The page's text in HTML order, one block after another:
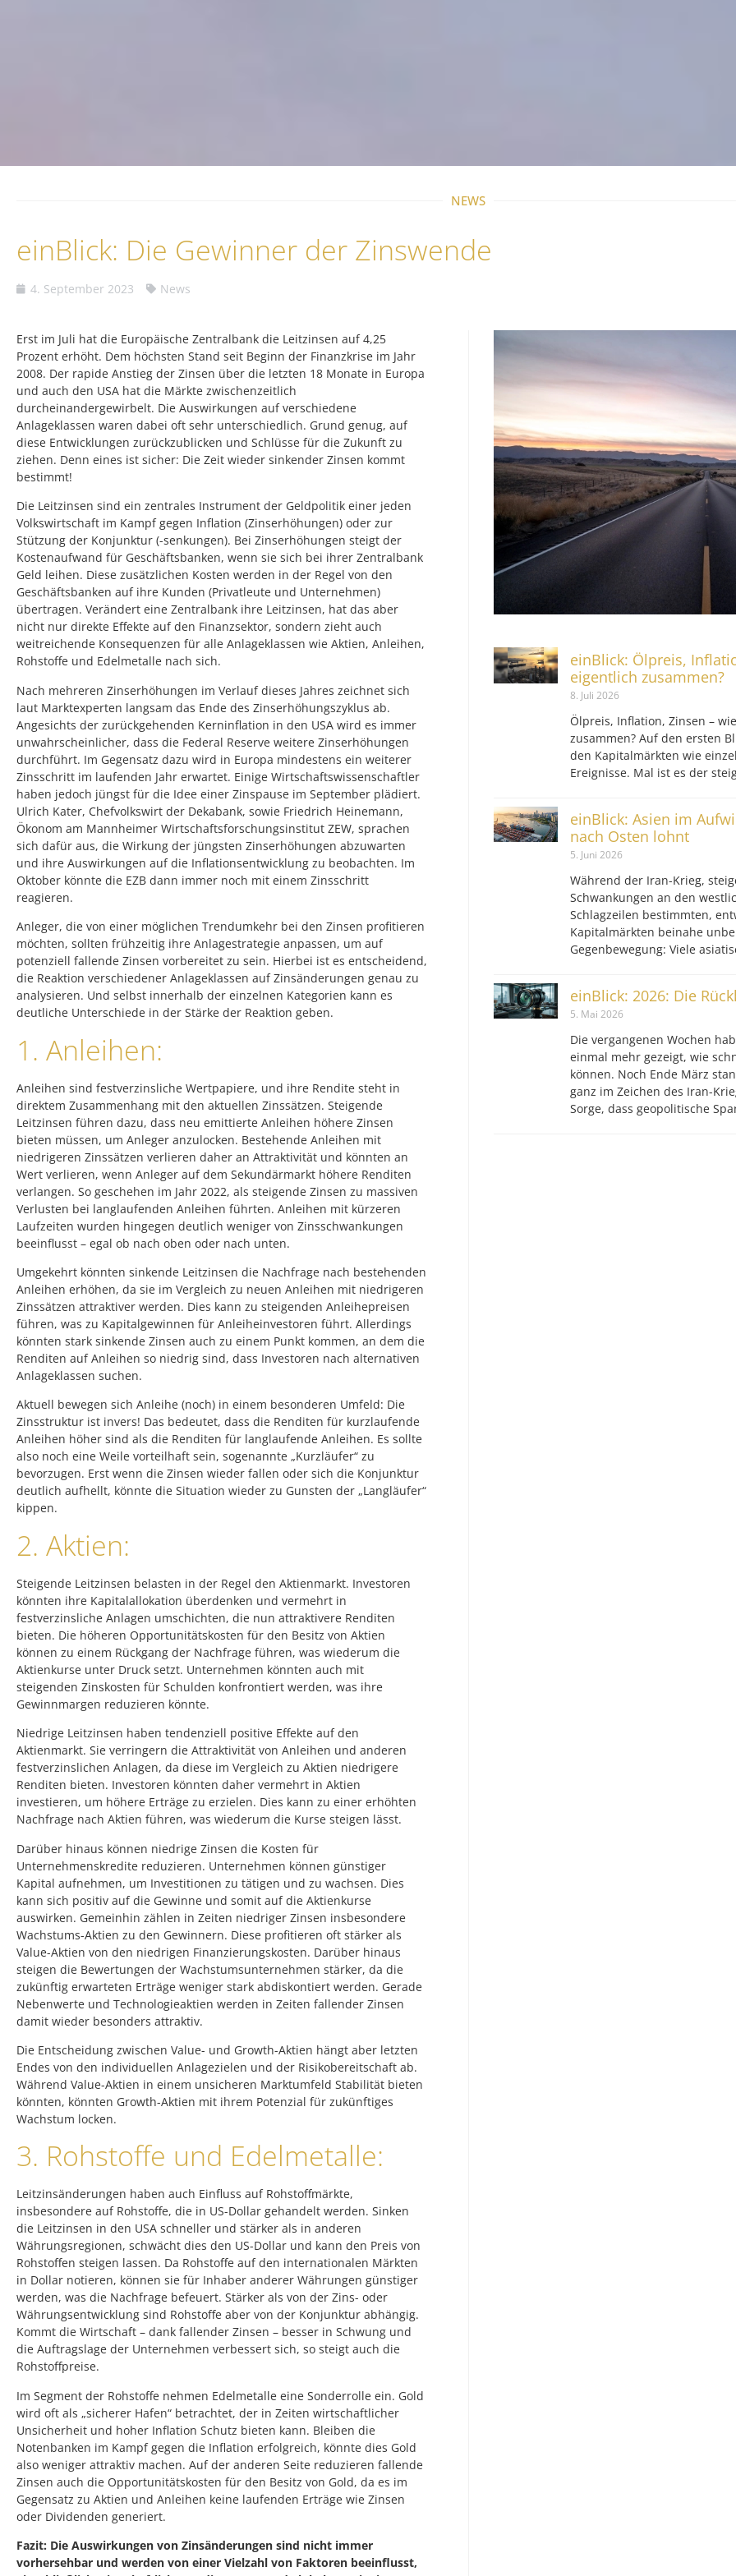
NEWS
einBlick: Die Gewinner der Zinswende
4. September 2023 News
Erst im Juli hat die Europäische Zentralbank die Leitzinsen auf 4,25
Prozent erhöht. Dem höchsten Stand seit Beginn der Finanzkrise im Jahr
2008. Der rapide Anstieg der Zinsen über die letzten 18 Monate in Europa
und auch den USA hat die Märkte zwischenzeitlich
durcheinandergewirbelt. Die Auswirkungen auf verschiedene
Anlageklassen waren dabei oft sehr unterschiedlich. Grund genug, auf
diese Entwicklungen zurückzublicken und Schlüsse für die Zukunft zu
ziehen. Denn eines ist sicher: Die Zeit wieder sinkender Zinsen kommt
bestimmt!
Die Leitzinsen sind ein zentrales Instrument der Geldpolitik einer jeden
Volkswirtschaft im Kampf gegen Inflation (Zinserhöhungen) oder zur
Stützung der Konjunktur (-senkungen). Bei Zinserhöhungen steigt der
Kostenaufwand für Geschäftsbanken, wenn sie sich bei ihrer Zentralbank
Geld leihen. Diese zusätzlichen Kosten werden in der Regel von den
Geschäftsbanken auf ihre Kunden (Privatleute und Unternehmen)
übertragen. Verändert eine Zentralbank ihre Leitzinsen, hat das aber
nicht nur direkte Effekte auf den Finanzsektor, sondern zieht auch
weitreichende Konsequenzen für alle Anlageklassen wie Aktien, Anleihen,
Rohstoffe und Edelmetalle nach sich.
Nach mehreren Zinserhöhungen im Verlauf dieses Jahres zeichnet sich
laut Marktexperten langsam das Ende des Zinserhöhungszyklus ab.
Angesichts der zurückgehenden Kerninflation in den USA wird es immer
unwahrscheinlicher, dass die Federal Reserve weitere Zinserhöhungen
durchführt. Im Gegensatz dazu wird in Europa mindestens ein weiterer
Zinsschritt im laufenden Jahr erwartet. Einige Wirtschaftswissenschaftler
haben jedoch jüngst für die Idee einer Zinspause im September plädiert.
Ulrich Kater, Chefvolkswirt der Dekabank, sowie Friedrich Heinemann,
Ökonom am Mannheimer Wirtschaftsforschungsinstitut ZEW, sprachen
sich dafür aus, die Wirkung der jüngsten Zinserhöhungen abzuwarten
und ihre Auswirkungen auf die Inflationsentwicklung zu beobachten. Im
Oktober könnte die EZB dann immer noch mit einem Zinsschritt
reagieren.
Anleger, die von einer möglichen Trendumkehr bei den Zinsen profitieren
möchten, sollten frühzeitig ihre Anlagestrategie anpassen, um auf
potenziell fallende Zinsen vorbereitet zu sein. Hierbei ist es entscheidend,
die Reaktion verschiedener Anlageklassen auf Zinsänderungen genau zu
analysieren. Und selbst innerhalb der einzelnen Kategorien kann es
deutliche Unterschiede in der Stärke der Reaktion geben.
1. Anleihen:
Anleihen sind festverzinsliche Wertpapiere, und ihre Rendite steht in
direktem Zusammenhang mit den aktuellen Zinssätzen. Steigende
Leitzinsen führen dazu, dass neu emittierte Anleihen höhere Zinsen
bieten müssen, um Anleger anzulocken. Bestehende Anleihen mit
niedrigeren Zinssätzen verlieren daher an Attraktivität und könnten an
Wert verlieren, wenn Anleger auf dem Sekundärmarkt höhere Renditen
verlangen. So geschehen im Jahr 2022, als steigende Zinsen zu massiven
Verlusten bei langlaufenden Anleihen führten. Anleihen mit kürzeren
Laufzeiten wurden hingegen deutlich weniger von Zinsschwankungen
beeinflusst – egal ob nach oben oder nach unten.
Umgekehrt könnten sinkende Leitzinsen die Nachfrage nach bestehenden
Anleihen erhöhen, da sie im Vergleich zu neuen Anleihen mit niedrigeren
Zinssätzen attraktiver werden. Dies kann zu steigenden Anleihepreisen
führen, was zu Kapitalgewinnen für Anleiheinvestoren führt. Allerdings
könnten stark sinkende Zinsen auch zu einem Punkt kommen, an dem die
Renditen auf Anleihen so niedrig sind, dass Investoren nach alternativen
Anlageklassen suchen.
Aktuell bewegen sich Anleihe (noch) in einem besonderen Umfeld: Die
Zinsstruktur ist invers! Das bedeutet, dass die Renditen für kurzlaufende
Anleihen höher sind als die Renditen für langlaufende Anleihen. Es sollte
also noch eine Weile vorteilhaft sein, sogenannte „Kurzläufer“ zu
bevorzugen. Erst wenn die Zinsen wieder fallen oder sich die Konjunktur
deutlich aufhellt, könnte die Situation wieder zu Gunsten der „Langläufer“
kippen.
2. Aktien:
Steigende Leitzinsen belasten in der Regel den Aktienmarkt. Investoren
könnten ihre Kapitalallokation überdenken und vermehrt in
festverzinsliche Anlagen umschichten, die nun attraktivere Renditen
bieten. Die höheren Opportunitätskosten für den Besitz von Aktien
können zu einem Rückgang der Nachfrage führen, was wiederum die
Aktienkurse unter Druck setzt. Unternehmen könnten auch mit
steigenden Zinskosten für Schulden konfrontiert werden, was ihre
Gewinnmargen reduzieren könnte.
Niedrige Leitzinsen haben tendenziell positive Effekte auf den
Aktienmarkt. Sie verringern die Attraktivität von Anleihen und anderen
festverzinslichen Anlagen, da diese im Vergleich zu Aktien niedrigere
Renditen bieten. Investoren könnten daher vermehrt in Aktien
investieren, um höhere Erträge zu erzielen. Dies kann zu einer erhöhten
Nachfrage nach Aktien führen, was wiederum die Kurse steigen lässt.
Darüber hinaus können niedrige Zinsen die Kosten für
Unternehmenskredite reduzieren. Unternehmen können günstiger
Kapital aufnehmen, um Investitionen zu tätigen und zu wachsen. Dies
kann sich positiv auf die Gewinne und somit auf die Aktienkurse
auswirken. Gemeinhin zählen in Zeiten niedriger Zinsen insbesondere
Wachstums-Aktien zu den Gewinnern. Diese profitieren oft stärker als
Value-Aktien von den niedrigen Finanzierungskosten. Darüber hinaus
steigen die Bewertungen der Wachstumsunternehmen stärker, da die
zukünftig erwarteten Erträge weniger stark abdiskontiert werden. Gerade
Nebenwerte und Technologieaktien werden in Zeiten fallender Zinsen
damit wieder besonders attraktiv.
Die Entscheidung zwischen Value- und Growth-Aktien hängt aber letzten
Endes von den individuellen Anlagezielen und der Risikobereitschaft ab.
Während Value-Aktien in einem unsicheren Marktumfeld Stabilität bieten
könnten, könnten Growth-Aktien mit ihrem Potenzial für zukünftiges
Wachstum locken.
3. Rohstoffe und Edelmetalle:
Leitzinsänderungen haben auch Einfluss auf Rohstoffmärkte,
insbesondere auf Rohstoffe, die in US-Dollar gehandelt werden. Sinken
die Leitzinsen in den USA schneller und stärker als in anderen
Währungsregionen, schwächt dies den US-Dollar und kann den Preis von
Rohstoffen steigen lassen. Da Rohstoffe auf den internationalen Märkten
in Dollar notieren, können sie für Inhaber anderer Währungen günstiger
werden, was die Nachfrage befeuert. Stärker als von der Zins- oder
Währungsentwicklung sind Rohstoffe aber von der Konjunktur abhängig.
Kommt die Wirtschaft – dank fallender Zinsen – besser in Schwung und
die Auftragslage der Unternehmen verbessert sich, so steigt auch die
Rohstoffpreise.
Im Segment der Rohstoffe nehmen Edelmetalle eine Sonderrolle ein. Gold
wird oft als „sicherer Hafen“ betrachtet, der in Zeiten wirtschaftlicher
Unsicherheit und hoher Inflation Schutz bieten kann. Bleiben die
Notenbanken im Kampf gegen die Inflation erfolgreich, könnte dies Gold
also weniger attraktiv machen. Auf der anderen Seite reduzieren fallende
Zinsen auch die Opportunitätskosten für den Besitz von Gold, da es im
Gegensatz zu Aktien und Anleihen keine laufenden Erträge wie Zinsen
oder Dividenden generiert.
Fazit: Die Auswirkungen von Zinsänderungen sind nicht immer
vorhersehbar und werden von einer Vielzahl von Faktoren beeinflusst,
einBlick: Ölpreis,
eigentlich zusammen?
8. Juli 2026
Ölpreis, Inflation, Zinsen –
zusammen? Auf den ersten
den Kapitalmärkten wie
Ereignisse. Mal ist es der
einBlick: Asien im
nach Osten lohnt
5. Juni 2026
Während der Iran-Krieg,
Schwankungen an den
Schlagzeilen bestimmten,
Kapitalmärkten beinahe
Gegenbewegung: Viele
einBlick: 2026: Die
5. Mai 2026
Die vergangenen Wochen
einmal mehr gezeigt, wie
können. Noch Ende März
ganz im Zeichen des Iran-
Sorge, dass geopolitische